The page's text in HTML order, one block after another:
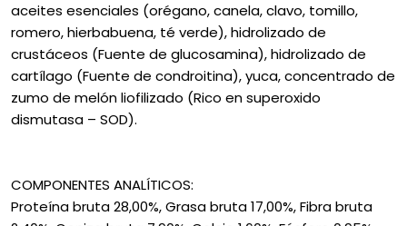
aceites esenciales (orégano, canela, clavo, tomillo,
romero, hierbabuena, té verde), hidrolizado de
crustáceos (Fuente de glucosamina), hidrolizado de
cartílago (Fuente de condroitina), yuca, concentrado de
zumo de melón liofilizado (Rico en superoxido
dismutasa – SOD).
COMPONENTES ANALÍTICOS:
Proteína bruta 28,00%, Grasa bruta 17,00%, Fibra bruta